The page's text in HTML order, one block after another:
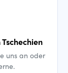
uns an oder